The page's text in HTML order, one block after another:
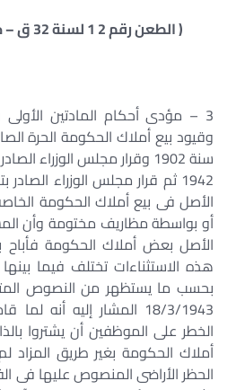
( الطعن رقم 2 1 لسنة 32 ق – جلسة 24/2/1966 )
3 – مؤدى أحكام المادتين
الأصل فى بيع أملاك الحكومة
أو بواسطة مظاريف مختومة وأن
الأصل بعض أملاك الحكومة فأباح
هذه الاستثناءات تختلف فيما
بحسب ما يستظهر من النصوص
18/3/1943 المشار إليه
الخطر على الموظفين أن يشتروا
أملاك الحكومة بغير طريق المزاد
الحظر الأراضى المنصوص عليها فى